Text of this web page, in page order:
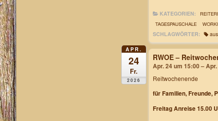
KATEGORIEN:
TAGESPAUSCHALE
SCHLAGWÖRTER:
APR.
24
Fr.
2026
RWOE –
Apr. 24 um 15:00 –
Reitwochenende
für Familien, Freunde,
Freitag Anreise 15.00